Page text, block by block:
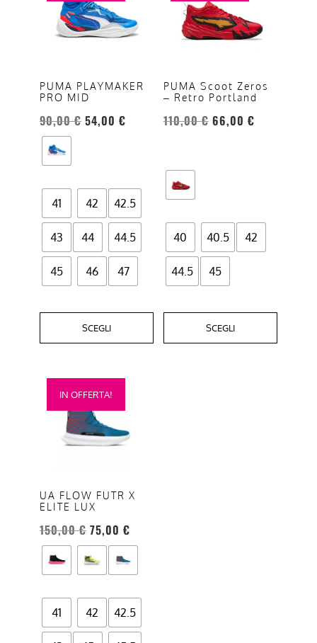
PUMA PLAYMAKER
PRO MID
90,00€ 54,00 €
41 42 42.5
43 44 44.5
45 46 47
SCEGLI
opzioni
possono
essere
scelte
nella
del
prodotto
PUMA Scoot Zeros
– Retro Portland
110,00€ 66,00 €
40 40.5 42
44.5 45
SCEGLI
varianti.
opzioni
possono
essere
pagina
del
IN OFFERTA!
UA FLOW FUTR X
ELITE LUX
150,00€ 75,00 €
41 42 42.5
Questo
prodotto
opzioni
possono
essere
scelte
nella
del
prodotto